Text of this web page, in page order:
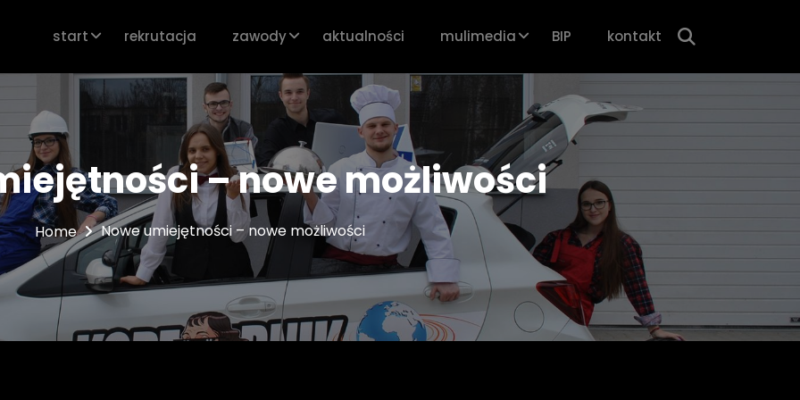
start rekrutacja zawody aktualności mulimedia BIP kontakt
– nowe możliwości
Home Nowe umiejętności – nowe możliwości